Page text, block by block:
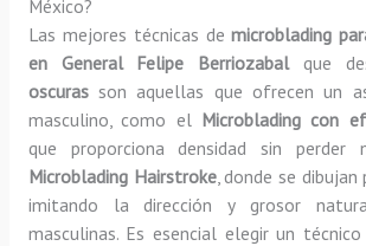
México?
Las mejores técnicas demicroblading
en General Felipe Berriozabalque
oscurasson aquellas que ofrecen un
masculino, como el Microblading con
que proporciona densidad sin perder
Microblading Hairstroke, donde se dibujan
imitando la dirección y grosor
masculinas. Es esencial elegir un